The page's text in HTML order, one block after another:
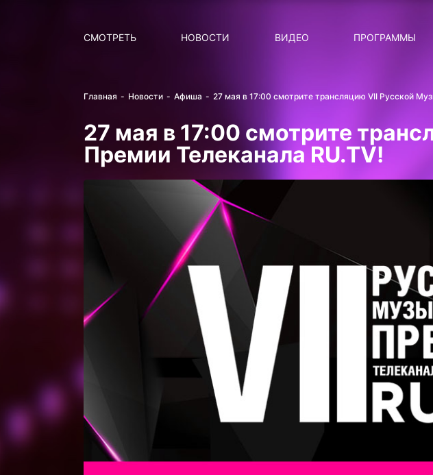
СМОТРЕТЬ НОВОСТИ
ВИДЕО
ПРОГРАММЫ
СТАТУС: В СЕТИ
СИЯЙ ПО-
Главная Новости Афиша 27 мая в 17:00 смотрите трансляцию VII Русской
27 мая в 17:00 смотрите
Премии Телеканала RU.TV!